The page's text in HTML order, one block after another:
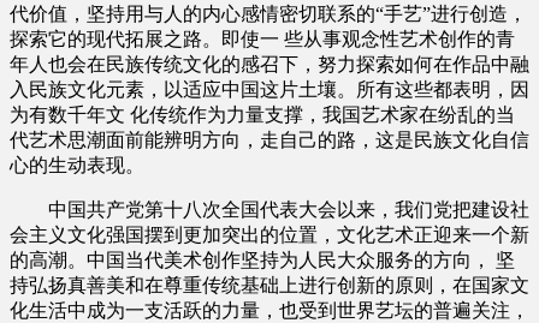
代价值，坚持用与人的内心感情密切联系的“手艺”进行创造，
探索它的现代拓展之路。即使一 些从事观念性艺术创作的青
年人也会在民族传统文化的感召下，努力探索如何在作品中融
入民族文化元素，以适应中国这片土壤。所有这些都表明，因
为有数千年文 化传统作为力量支撑，我国艺术家在纷乱的当
代艺术思潮面前能辨明方向，走自己的路，这是民族文化自信
心的生动表现。
中国共产党第十八次全国代表大会以来，我们党把建设社
会主义文化强国摆到更加突出的位置，文化艺术正迎来一个新
的高潮。中国当代美术创作坚持为人民大众服务的方向， 坚
持弘扬真善美和在尊重传统基础上进行创新的原则，在国家文
化生活中成为一支活跃的力量，也受到世界艺坛的普遍关注，